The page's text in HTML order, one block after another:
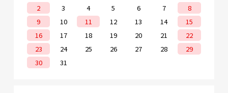
2
3 4 5 6 7
8
9
10 11 12 13 14
15
16
17 18 19 20 21
22
23
24 25 26 27 28
29
30
31